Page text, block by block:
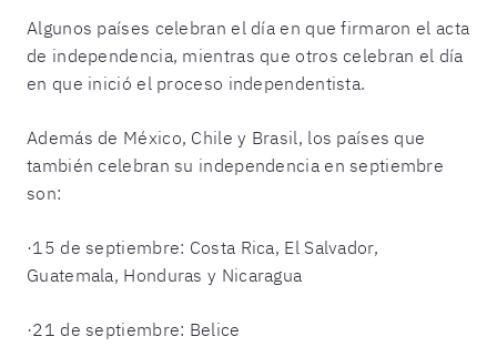
Algunos países celebran el día en que firmaron el acta
de independencia, mientras que otros celebran el día
en que inició el proceso independentista.
Además de México, Chile y Brasil, los países que
también celebran su independencia en septiembre
son:
·15 de septiembre: Costa Rica, El Salvador,
Guatemala, Honduras y Nicaragua
·21 de septiembre: Belice